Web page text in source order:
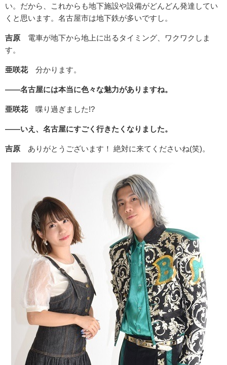
い。だから、これからも地下施設や設備がどんどん発達してい
くと思います。名古屋市は地下鉄が多いですし。
吉原 電車が地下から地上に出るタイミング、ワクワクしま
す。
亜咲花 分かります。
――名古屋には本当に色々な魅力がありますね。
亜咲花喋り過ぎました!?
――いえ、名古屋にすごく行きたくなりました。
吉原 ありがとうございます！ 絶対に来てくださいね(笑)。